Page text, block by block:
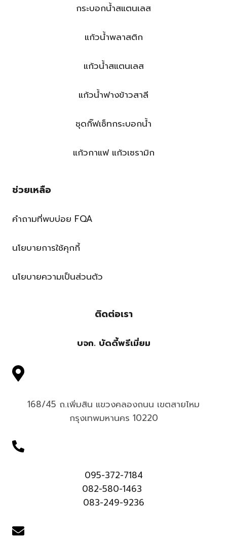
กระบอกน้ำสแตนเลส
แก้วน้ำพลาสติก
แก้วน้ำสแตนเลส
แก้วน้ำฟางข้าวสาลี
ชุดกิ๊ฟเซ็ทกระบอกน้ำ
แก้วกาแฟ แก้วเซรามิก
ช่วยเหลือ
คำถามที่พบบ่อย FQA
นโยบายการใช้คุกกี้
นโยบายความเป็นส่วนตัว
ติดต่อเรา
บจก. บัดดี้พรีเมี่ยม
168/45 ถ.เพิ่มสิน แขวงคลองถนน เขตสายไหม
กรุงเทพมหานคร 10220
095-372-7184
082-580-1463
083-249-9236